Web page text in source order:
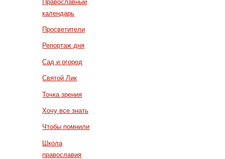
Православный
календарь
Просветители
Репортаж дня
Сад и огород
Святой Лик
Точка зрения
Хочу все знать
Чтобы помнили
Школа
православия